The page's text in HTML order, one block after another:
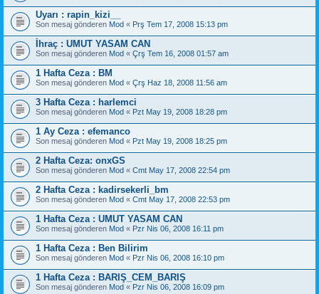
Uyarı : rapin_kizi__
Son mesaj gönderen Mod « Prş Tem 17, 2008 15:13 pm
İhraç : UMUT YASAM CAN
Son mesaj gönderen Mod « Çrş Tem 16, 2008 01:57 am
1 Hafta Ceza : BM
Son mesaj gönderen Mod « Çrş Haz 18, 2008 11:56 am
3 Hafta Ceza : harlemci
Son mesaj gönderen Mod « Pzt May 19, 2008 18:28 pm
1 Ay Ceza : efemanco
Son mesaj gönderen Mod « Pzt May 19, 2008 18:25 pm
2 Hafta Ceza: onxGS
Son mesaj gönderen Mod « Cmt May 17, 2008 22:54 pm
2 Hafta Ceza : kadirsekerli_bm
Son mesaj gönderen Mod « Cmt May 17, 2008 22:53 pm
1 Hafta Ceza : UMUT YASAM CAN
Son mesaj gönderen Mod « Pzr Nis 06, 2008 16:11 pm
1 Hafta Ceza : Ben Bilirim
Son mesaj gönderen Mod « Pzr Nis 06, 2008 16:10 pm
1 Hafta Ceza : BARIŞ_CEM_BARIŞ
Son mesaj gönderen Mod « Pzr Nis 06, 2008 16:09 pm